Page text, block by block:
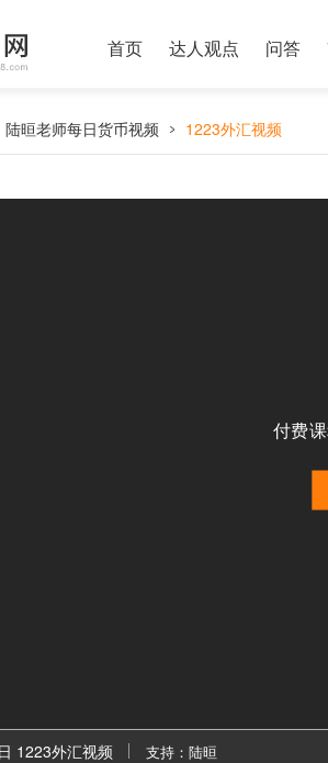
首页 达人观点 问答
陆晅老师每日货币视频 1223外汇视频
付费
1223外汇视频 支持：陆晅